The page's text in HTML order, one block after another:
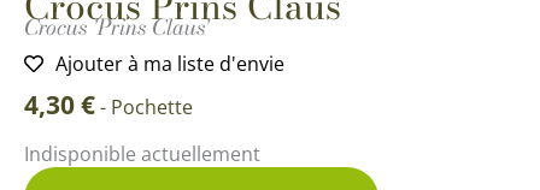
Crocus 'Prins Claus'
Ajouter à ma liste d'envie
4,30€- Pochette
Indisponible actuellement